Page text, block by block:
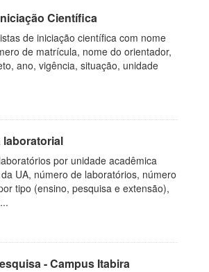
Científica
de iniciação científica com nome
de matrícula, nome do orientador,
ano, vigência, situação, unidade
laboratorial
por unidade acadêmica
UA, número de laboratórios, número
tipo (ensino, pesquisa e extensão),
- Campus Itabira